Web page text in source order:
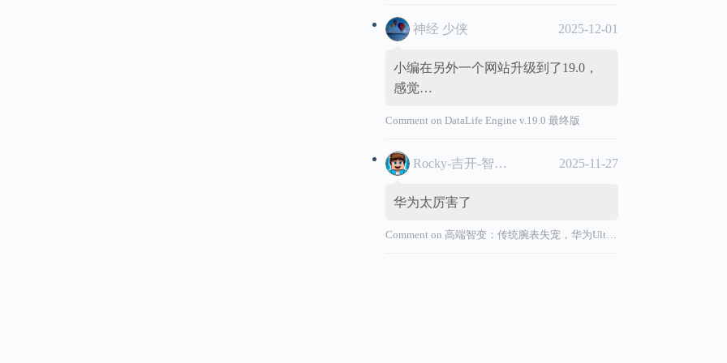
神经 少侠 2025-12-01
小编在另外一个网站升级到了19.0，
感觉…
Comment onDataLife Engine v.19.0 最终版
Rocky-吉开-智能汽车 2025-11-27
华为太厉害了
Comment on高端智变：传统腕表失宠，华为Ultimate系列“价值超车”